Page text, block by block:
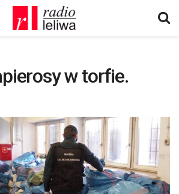
w torfie.